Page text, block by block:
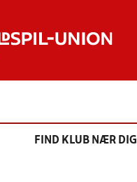
FIND KLUB NÆR DIG